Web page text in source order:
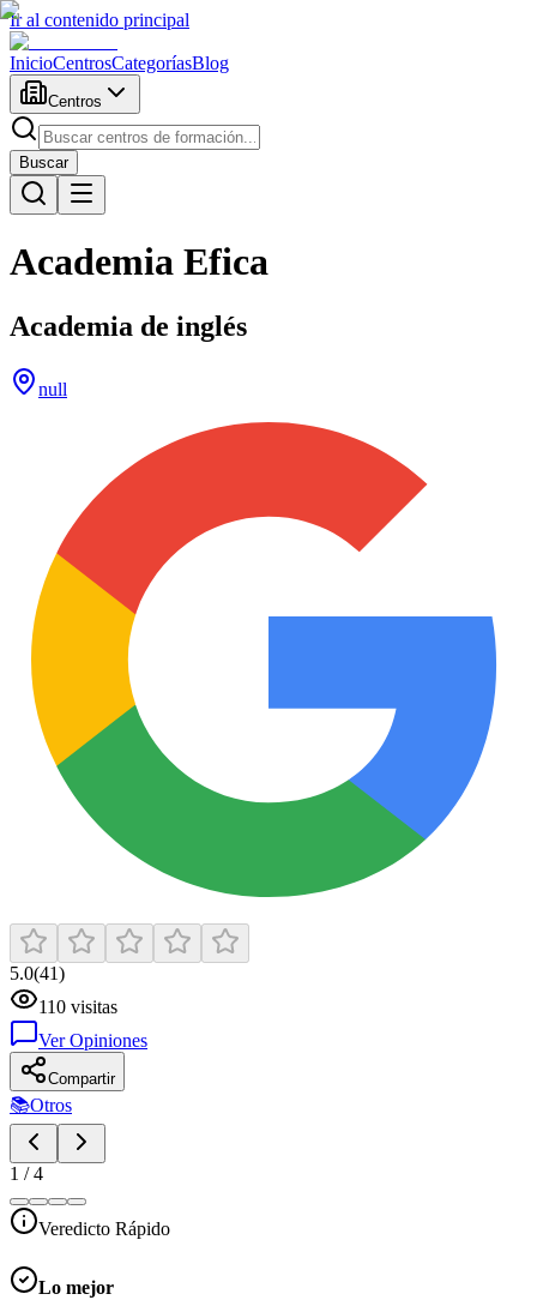
Ir al contenido principal
InicioCentrosCategoríasBlog
Centros
Buscar
Academia Efica
Academia de inglés
null
5.0(41)
110 visitas
Ver Opiniones
Compartir
📚Otros
1 /4
Veredicto Rápido
Lo mejor